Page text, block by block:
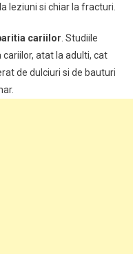
leziuni si chiar la fracturi.
cariilor . Studiile
atat la adulti, cat
de dulciuri si de bauturi